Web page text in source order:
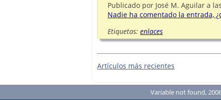
Publicado por José M. Aguilar a
Nadie ha comentado la entrada,
Etiquetas: enlaces
Artículos más recientes
Variable not found,